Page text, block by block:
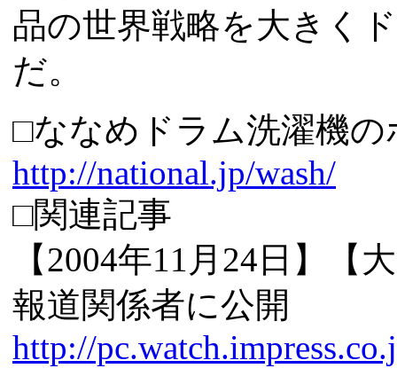
品の世界戦略を大きく
だ。
□ななめドラム洗濯機の
http://national.jp/wash/
□関連記事
【2004年11月24日】【
報道関係者に公開
http://